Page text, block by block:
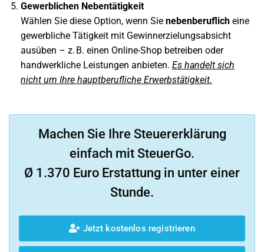
Gewerblichen Nebentätigkeit
Wählen Sie diese Option, wenn Sie nebenberuflich eine
gewerbliche Tätigkeit mit Gewinnerzielungsabsicht
ausüben – z. B. einen Online-Shop betreiben oder
handwerkliche Leistungen anbieten. Es handelt sich
nicht um Ihre hauptberufliche Erwerbstätigkeit.
Machen Sie Ihre Steuererklärung
einfach mit SteuerGo.
Ø 1.370 Euro Erstattung in unter einer
Stunde.
Jetzt kostenlos registrieren